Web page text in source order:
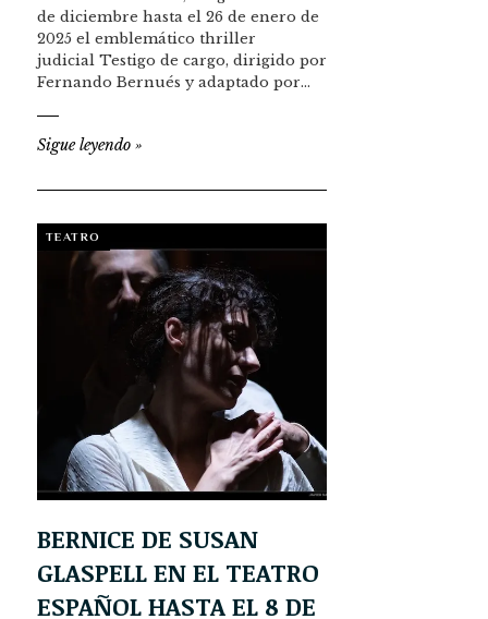
de diciembre hasta el 26 de enero de
2025 el emblemático thriller
judicial Testigo de cargo, dirigido por
Fernando Bernués y adaptado por…
Sigue leyendo »
TEATRO
BERNICE DE SUSAN
GLASPELL EN EL TEATRO
ESPAÑOL HASTA EL 8 DE